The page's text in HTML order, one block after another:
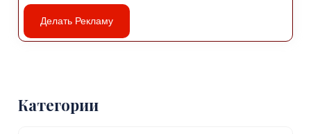
Делать Рекламу
Категории